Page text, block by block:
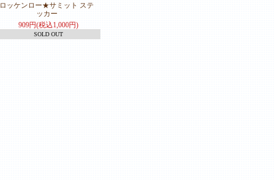
ロッケンロー★サミット ステ
ッカー
909円(税込1,000円)
SOLD OUT